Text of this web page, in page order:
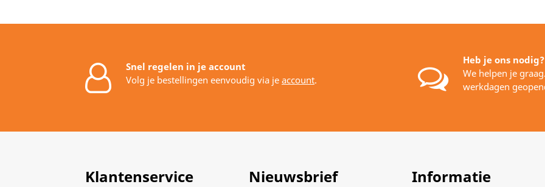
Snel regelen in je account
Volg je bestellingen eenvoudig via je account.
Heb je ons nodig?
We helpen je graag.
werkdagen
Klantenservice Nieuwsbrief Informatie